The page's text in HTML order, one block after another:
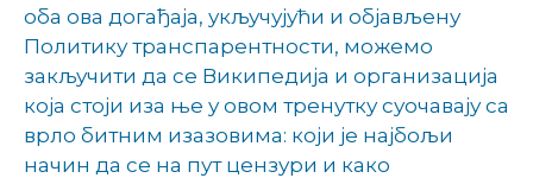
оба ова догађаја, укључујући и објављену
Политику транспарентности, можемо
закључити да се Википедија и организација
која стоји иза ње у овом тренутку суочавају са
врло битним изазовима: који је најбољи
начин да се на пут цензури и како